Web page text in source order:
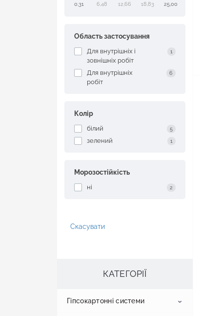
0,31 6,48 12,66 18,83 25,00
Область застосування
Для внутрішніх і
зовнішніх робіт
1
Для внутрішніх
робіт
6
Колір
білий 5
зелений 1
Морозостійкість
ні 2
Скасувати
КАТЕГОРІЇ
Гіпсокартонні системи